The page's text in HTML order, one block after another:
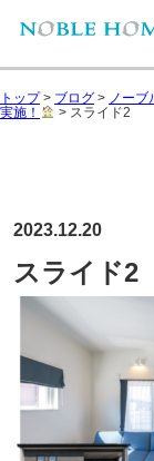
トップ> ブログ > ノーブ
実施！
> スライド2
2023.12.20
スライド2